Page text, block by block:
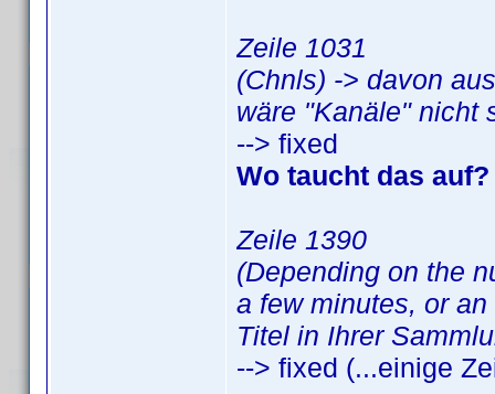
Zeile 1031
(Chnls) -> davon
wäre "Kanäle" nicht
--> fixed
Wo taucht das
Zeile 1390
(Depending on the
a few minutes, or
Titel in Ihrer
--> fixed (...einige